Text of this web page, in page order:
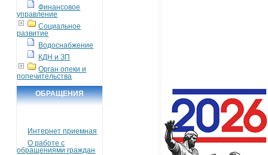
Финансовое
управление
Социальное
развитие
Водоснабжение
КДН и ЗП
Орган опеки и
попечительства
ОБРАЩЕНИЯ
Интернет приемная
О работе с
обращениями граждан